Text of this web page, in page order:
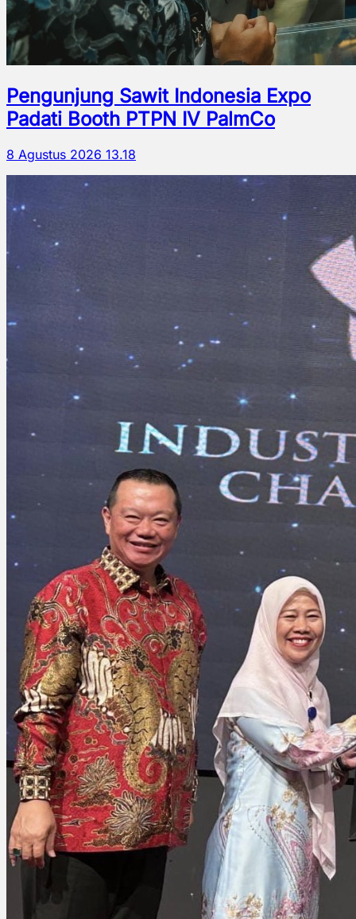
Pengunjung Sawit Indonesia Expo
Padati Booth PTPN IV PalmCo
8 Agustus 2026 13.18